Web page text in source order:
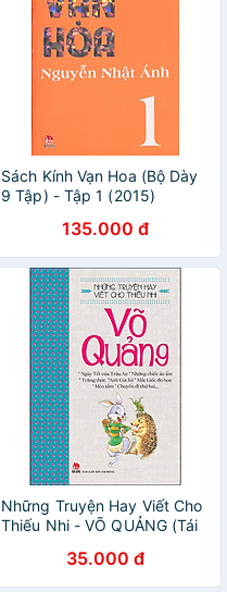
Sách Kính Vạn Hoa (Bộ Dày
9 Tập) - Tập 1 (2015)
135.000 đ
Những Truyện Hay Viết Cho
Thiếu Nhi - VÕ QUẢNG (Tái
35.000 đ